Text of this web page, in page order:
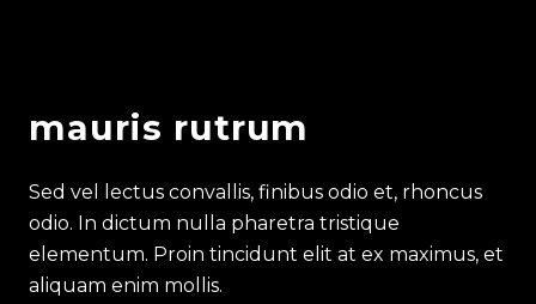
mauris rutrum
Sed vel lectus convallis, finibus odio et, rhoncus
odio. In dictum nulla pharetra tristique
elementum. Proin tincidunt elit at ex maximus, et
aliquam enim mollis.